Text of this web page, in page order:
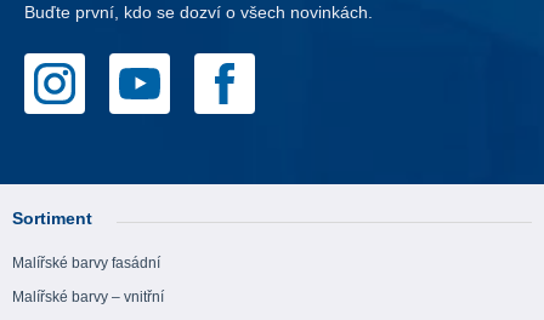
Buďte první, kdo se dozví o všech novinkách.
Sortiment
Malířské barvy fasádní
Malířské barvy – vnitřní